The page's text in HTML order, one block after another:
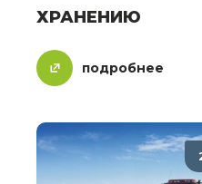
ХРАНЕНИЮ
подробнее